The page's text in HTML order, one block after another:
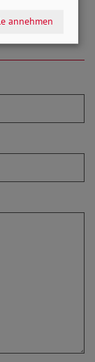
annehmen